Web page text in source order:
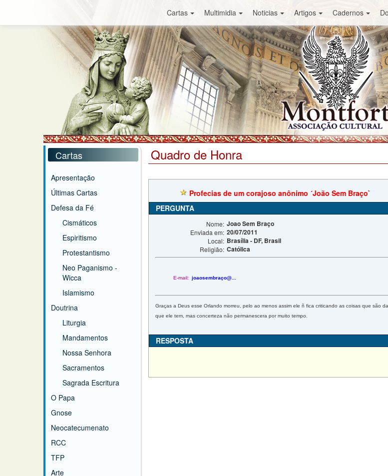
Cartas Multimidia Noticias Artigos Cadernos
Cartas
Apresentação
Últimas Cartas
Defesa da Fé
Cismáticos
Espiritismo
Protestantismo
Neo Paganismo -
Wicca
Islamismo
Doutrina
Liturgia
Mandamentos
Nossa Senhora
Sacramentos
Sagrada Escritura
O Papa
Gnose
Neocatecumenato
RCC
TFP
Arte
Quadro de Honra
Profecias de um corajoso anônimo ´João Sem Braço`
PERGUNTA
Nome: Joao Sem Braço
Enviada em: 20/07/2011
Local: Brasília - DF, Brasil
Religião: Católica
E-mail: joaosembraço@...
Graças a Deus esse Orlando morreu, pelo ao menos assim ele ñ fica criticando as coisas que
que ele tem, mas concerteza não permanescera por muito tempo.
RESPOSTA